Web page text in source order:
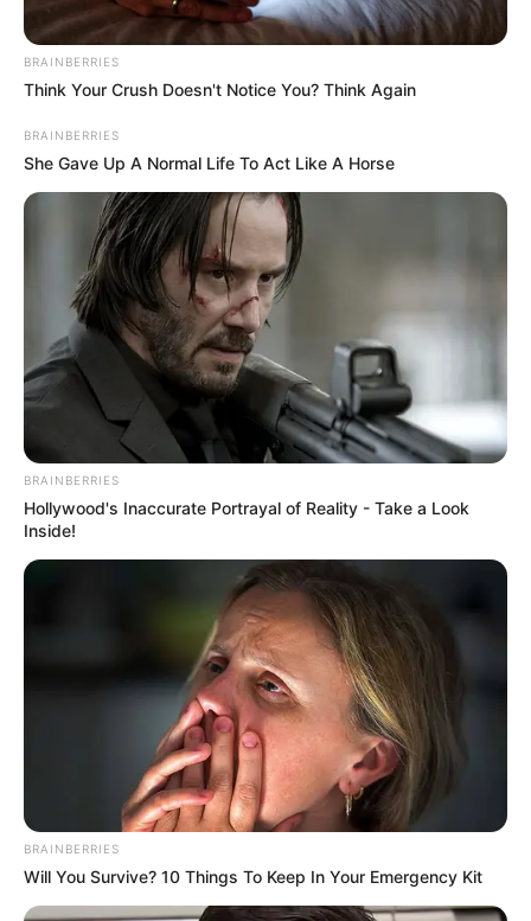
BRAINBERRIES
Think Your Crush Doesn't Notice You? Think Again
BRAINBERRIES
She Gave Up A Normal Life To Act Like A Horse
BRAINBERRIES
Hollywood's Inaccurate Portrayal of Reality - Take a Look
Inside!
BRAINBERRIES
Will You Survive? 10 Things To Keep In Your Emergency Kit